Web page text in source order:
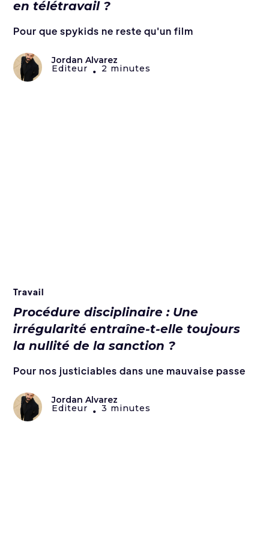
en télétravail ?
Pour que spykids ne reste qu'un film
Jordan Alvarez
Editeur • 2 minutes
Travail
Procédure disciplinaire : Une
irrégularité entraîne-t-elle toujours
la nullité de la sanction ?
Pour nos justiciables dans une mauvaise passe
Jordan Alvarez
Editeur • 3 minutes